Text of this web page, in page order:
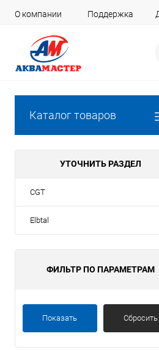
О компании Поддержка
Каталог товаров
УТОЧНИТЬ РАЗДЕЛ
CGT
Elbtal
ФИЛЬТР ПО ПАРАМЕТРАМ
Показать Сбросить